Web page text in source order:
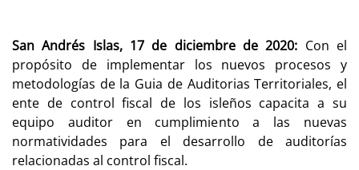
San Andrés Islas, 17 de diciembre de 2020: Con el
propósito de implementar los nuevos procesos y
metodologías de la Guia de Auditorias Territoriales, el
ente de control fiscal de los isleños capacita a su
equipo auditor en cumplimiento a las nuevas
normatividades para el desarrollo de auditorías
relacionadas al control fiscal.